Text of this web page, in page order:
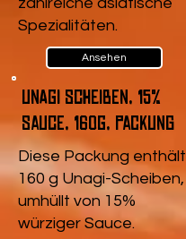
zahlreiche asiatische
Spezialitäten.
Ansehen
Unagi Scheiben, 15%
Sauce, 160g, Packung
Diese Packung enthält
160 g Unagi-Scheiben,
umhüllt von 15%
würziger Sauce.